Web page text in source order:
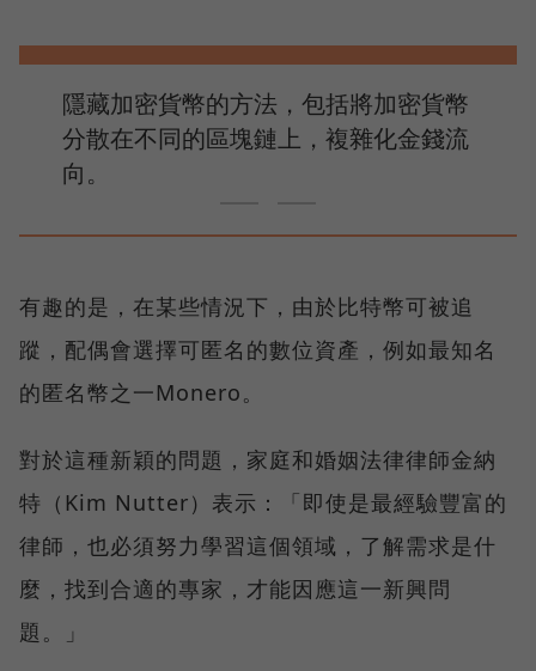
隱藏加密貨幣的方法，包括將加密貨幣
分散在不同的區塊鏈上，複雜化金錢流
向。
有趣的是，在某些情況下，由於比特幣可被追
蹤，配偶會選擇可匿名的數位資產，例如最知名
的匿名幣之一Monero。
對於這種新穎的問題，家庭和婚姻法律律師金納
特（Kim Nutter）表示：「即使是最經驗豐富的
律師，也必須努力學習這個領域，了解需求是什
麼，找到合適的專家，才能因應這一新興問
題。」